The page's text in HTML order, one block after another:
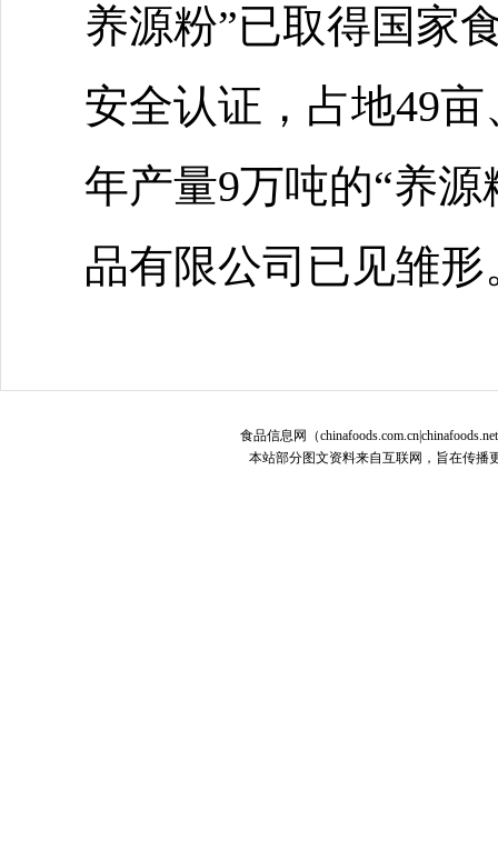
养源粉”已取得国家
安全认证，占地49
年产量9万吨的“养
品有限公司已见雏形
食品信息网（
本站部分图文资料来自互联网，旨在传播